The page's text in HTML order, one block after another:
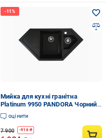
Мийка для кухні гранітна
Platinum 9950 PANDORA Чорний
металік матовий (9950-22)
оцінити
7 900 -916₴